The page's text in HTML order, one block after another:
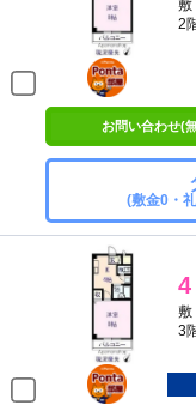
敷
2
ポンタ
部屋
お問い合わせ(
(敷金0・
4
敷
3
ポンタ
部屋